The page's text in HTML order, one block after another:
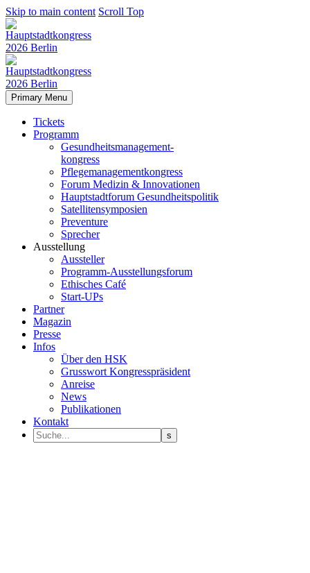
Skip to main content Scroll Top
Primary Menu
Tickets
Programm
Gesundheitsmanagement-
kongress
Pflegemanagementkongress
Forum Medizin & Innovationen
Hauptstadtforum Gesundheitspolitik
Satellitensymposien
Preventure
Sprecher
Ausstellung
Aussteller
Programm-Ausstellungsforum
Ethisches Café
Start-UPs
Partner
Magazin
Presse
Infos
Über den HSK
Grusswort Kongresspräsident
Anreise
News
Publikationen
Kontakt